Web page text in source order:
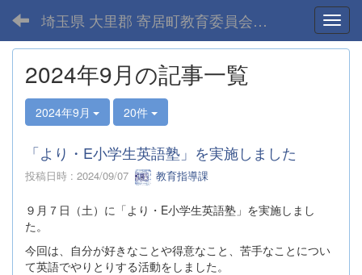
埼玉県 大里郡 寄居町教育委員会-home
2024年9月の記事一覧
2024年9月 20件
「より・E小学生英語塾」を実施しました
投稿日時 : 2024/09/07 教育指導課
９月７日（土）に「より・E小学生英語塾」を実施しまし
た。
今回は、自分が好きなことや得意なこと、苦手なことについ
て英語でやりとりする活動をしました。